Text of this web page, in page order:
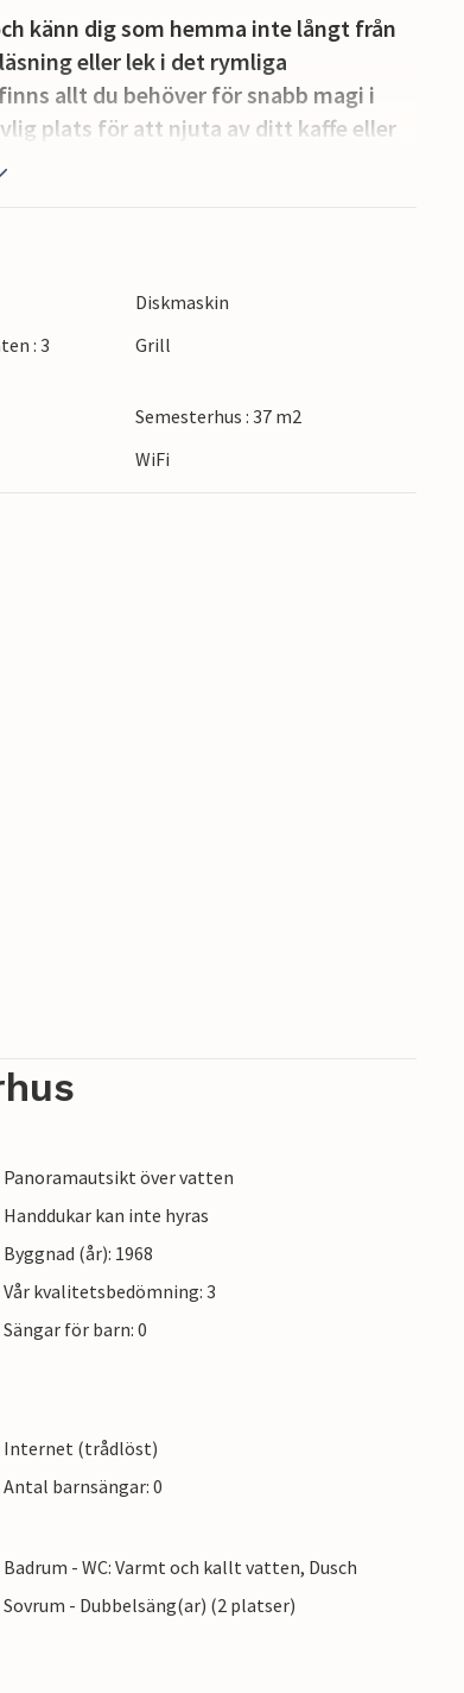
känn dig som hemma inte långt från
eller lek i det rymliga
allt du behöver för snabb magi i
plats för att njuta av ditt kaffe eller
med grillade rätter.
stränderna på udden. Njut av bad,
Vår Fru-kyrkan, strosa genom
Diskmaskin
: 3
Grill
Semesterhus : 37 m2
WiFi
Panoramautsikt över vatten
Handdukar kan inte hyras
Byggnad (år): 1968
Vår kvalitetsbedömning: 3
Sängar för barn: 0
Internet (trådlöst)
Antal barnsängar: 0
Badrum - WC: Varmt och kallt vatten, Dusch
Sovrum - Dubbelsäng(ar) (2 platser)